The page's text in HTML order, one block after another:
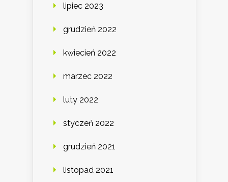
lipiec 2023
grudzień 2022
kwiecień 2022
marzec 2022
luty 2022
styczeń 2022
grudzień 2021
listopad 2021